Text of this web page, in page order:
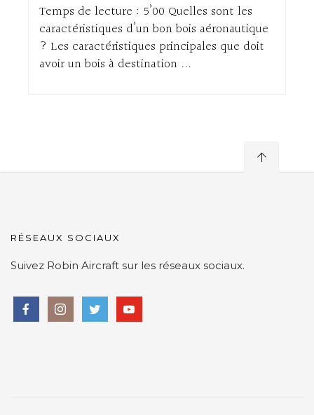
Temps de lecture : 5’00 Quelles sont les
caractéristiques d’un bon bois aéronautique
? Les caractéristiques principales que doit
avoir un bois à destination ...
RÉSEAUX SOCIAUX
Suivez Robin Aircraft sur les réseaux sociaux.